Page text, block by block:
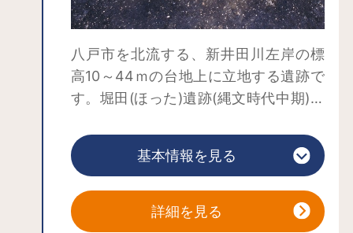
八戸市を北流する、新井田川左岸の標
高10～44ｍの台地上に立地する遺跡で
す。堀田(ほった)遺跡(縄文時代中期)、
中期)、中居(なかい)遺跡(縄文時代晩期)
の総称で、中でも中居遺跡は亀ヶ岡文
規模は、縄文時代中期や後期と比較す
基本情報を見る
詳細を見る